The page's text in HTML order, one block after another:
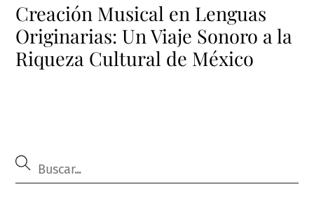
Creación Musical en Lenguas
Originarias: Un Viaje Sonoro a la
Riqueza Cultural de México